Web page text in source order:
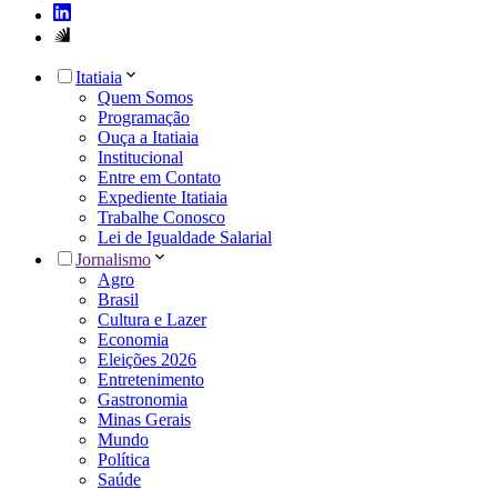
Itatiaia
Quem Somos
Programação
Ouça a Itatiaia
Institucional
Entre em Contato
Expediente Itatiaia
Trabalhe Conosco
Lei de Igualdade Salarial
Jornalismo
Agro
Brasil
Cultura e Lazer
Economia
Eleições 2026
Entretenimento
Gastronomia
Minas Gerais
Mundo
Política
Saúde